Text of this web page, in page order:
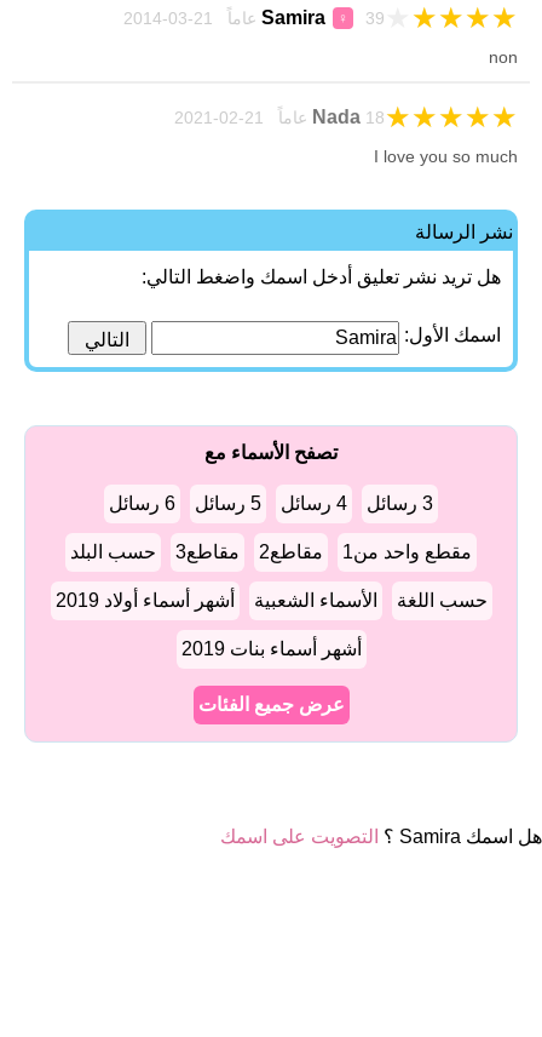
Samira ♀ 39 عاماً 21-03-2014 ★
★
★
★
non
Nada 18 عاماً 21-02-2021 ★
★
★
★
★
I love you so much
نشر الرسالة
هل تريد نشر تعليق أدخل اسمك واضغط التالي:
اسمك الأول:
تصفح الأسماء مع
3 رسائل 4 رسائل 5 رسائل 6 رسائل
مقطع واحد من1 مقاطع2 مقاطع3 حسب البلد
حسب اللغة الأسماء الشعبية أشهر أسماء أولاد 2019
أشهر أسماء بنات 2019
عرض جميع الفئات
هل اسمك Samira ؟ التصويت على اسمك